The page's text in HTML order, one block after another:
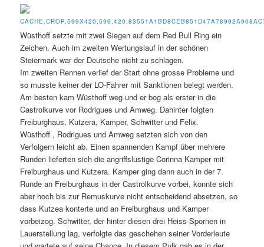
Wüsthoff setzte mit zwei Siegen auf dem Red Bull Ring ein
Zeichen. Auch im zweiten Wertungslauf in der schönen
Steiermark war der Deutsche nicht zu schlagen.
Im zweiten Rennen verlief der Start ohne grosse Probleme und
so musste keiner der LO-Fahrer mit Sanktionen belegt werden.
Am besten kam Wüsthoff weg und er bog als erster in die
Castrolkurve vor Rodrigues und Amweg. Dahinter folgten
Freiburghaus, Kutzera, Kamper, Schwitter und Felix.
Wüsthoff , Rodrigues und Amweg setzten sich von den
Verfolgern leicht ab. Einen spannenden Kampf über mehrere
Runden lieferten sich die angriffslustige Corinna Kamper mit
Freiburghaus und Kutzera. Kamper ging dann auch in der 7.
Runde an Freiburghaus in der Castrolkurve vorbei, konnte sich
aber hoch bis zur Remuskurve nicht entscheidend absetzen, so
dass Kutzea konterte und an Freiburghaus und Kamper
vorbeizog. Schwitter, der hinter diesen drei Heiss-Spornen in
Lauerstellung lag, verfolgte das geschehen seiner Vorderleute